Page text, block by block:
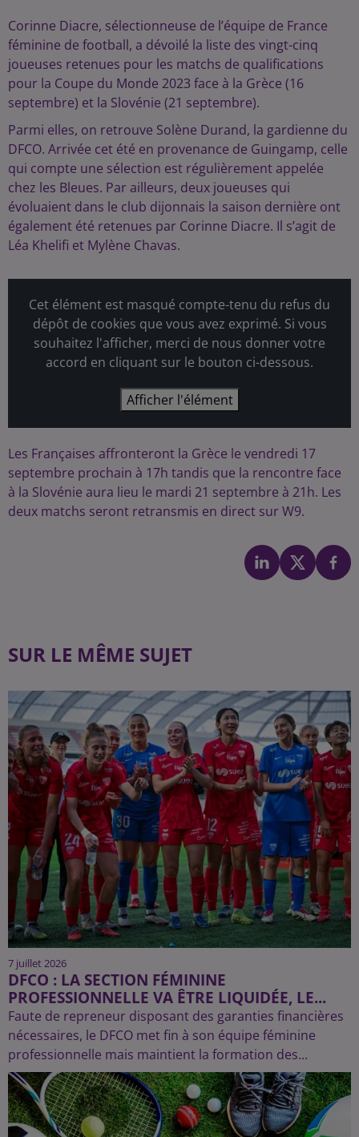
Corinne Diacre, sélectionneuse de l’équipe de France
féminine de football, a dévoilé la liste des vingt-cinq
joueuses retenues pour les matchs de qualifications
pour la Coupe du Monde 2023 face à la Grèce (16
septembre) et la Slovénie (21 septembre).
Parmi elles, on retrouve Solène Durand, la gardienne du
DFCO. Arrivée cet été en provenance de Guingamp, celle
qui compte une sélection est régulièrement appelée
chez les Bleues. Par ailleurs, deux joueuses qui
évoluaient dans le club dijonnais la saison dernière ont
également été retenues par Corinne Diacre. Il s’agit de
Léa Khelifi et Mylène Chavas.
Cet élément est masqué compte-tenu du refus du
dépôt de cookies que vous avez exprimé. Si vous
souhaitez l'afficher, merci de nous donner votre
accord en cliquant sur le bouton ci-dessous.
Afficher l'élément
Les Françaises affronteront la Grèce le vendredi 17
septembre prochain à 17h tandis que la rencontre face
à la Slovénie aura lieu le mardi 21 septembre à 21h. Les
deux matchs seront retransmis en direct sur W9.
SUR LE MÊME SUJET
7 juillet 2026
DFCO : LA SECTION FÉMININE
PROFESSIONNELLE VA ÊTRE LIQUIDÉE, LE...
Faute de repreneur disposant des garanties financières
nécessaires, le DFCO met fin à son équipe féminine
professionnelle mais maintient la formation des...